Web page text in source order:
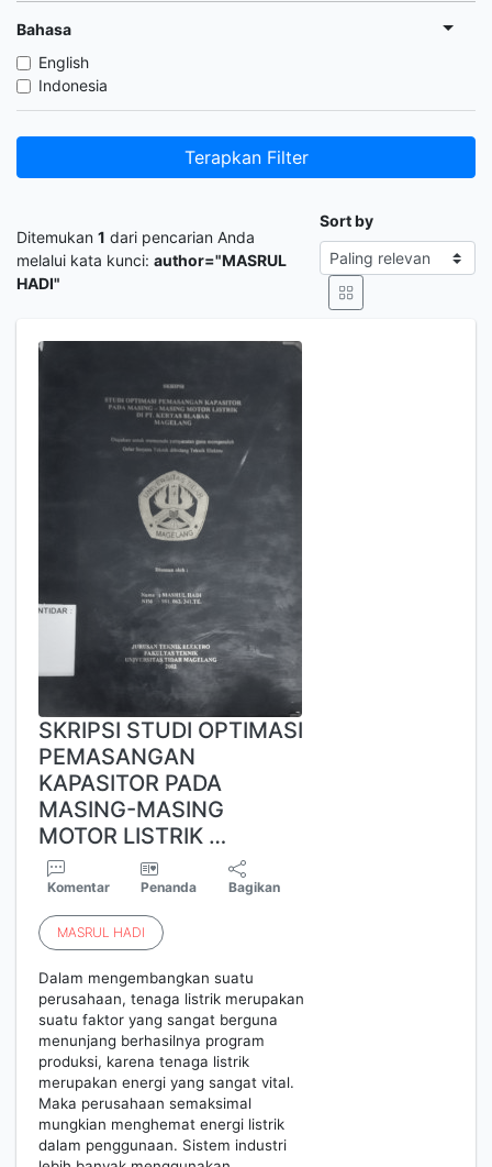
Bahasa
English
Indonesia
Terapkan Filter
Ditemukan 1 dari pencarian Anda
melalui kata kunci: author="MASRUL
HADI"
Sort by
SKRIPSI STUDI OPTIMASI
PEMASANGAN
KAPASITOR PADA
MASING-MASING
MOTOR LISTRIK …
Komentar Penanda Bagikan
MASRUL HADI
Dalam mengembangkan suatu
perusahaan, tenaga listrik merupakan
suatu faktor yang sangat berguna
menunjang berhasilnya program
produksi, karena tenaga listrik
merupakan energi yang sangat vital.
Maka perusahaan semaksimal
mungkian menghemat energi listrik
dalam penggunaan. Sistem industri